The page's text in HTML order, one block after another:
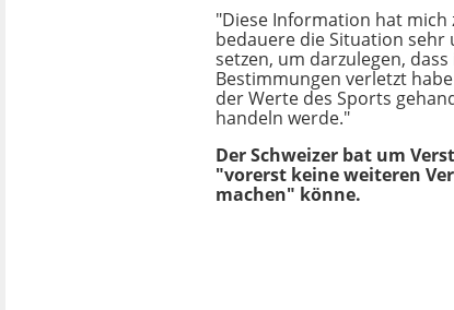
"Diese Information hat mich
bedauere die Situation sehr
setzen, um darzulegen,
Bestimmungen verletzt
der Werte des Sports
handeln werde."
Der Schweizer bat um
"vorerst keine weiteren
machen" könne.